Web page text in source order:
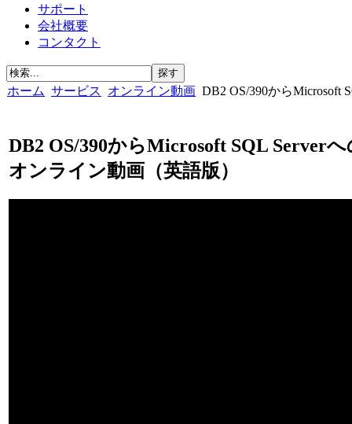
サポート
会社概要
コンタクト
ホーム サービス オンライン動画 DB2 OS/390から
DB2 OS/390からMicrosoft SQL Server
オンライン動画（英語版）